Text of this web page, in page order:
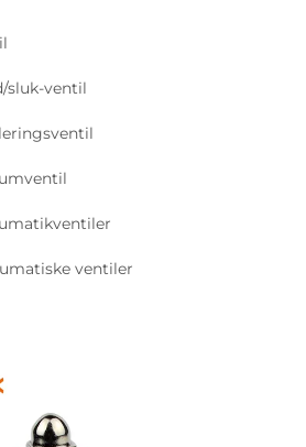
sluk-ventil
ventiler